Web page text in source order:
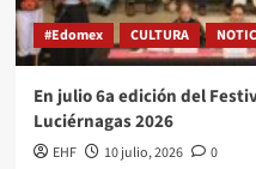
#Edomex CULTURA
En julio 6a edición del
Luciérnagas 2026
EHF 10 julio, 2026 0